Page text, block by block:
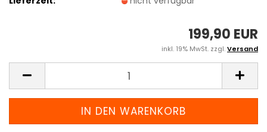
199,90 EUR
inkl. 19% MwSt. zzgl.Versand